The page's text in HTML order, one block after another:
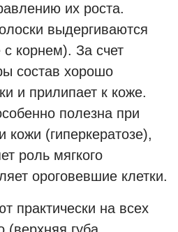
их роста.
выдергиваются
корнем). За счет
состав хорошо
и прилипает к коже.
полезна при
кожи (гиперкератозе),
роль мягкого
ороговевшие клетки.
практически на всех